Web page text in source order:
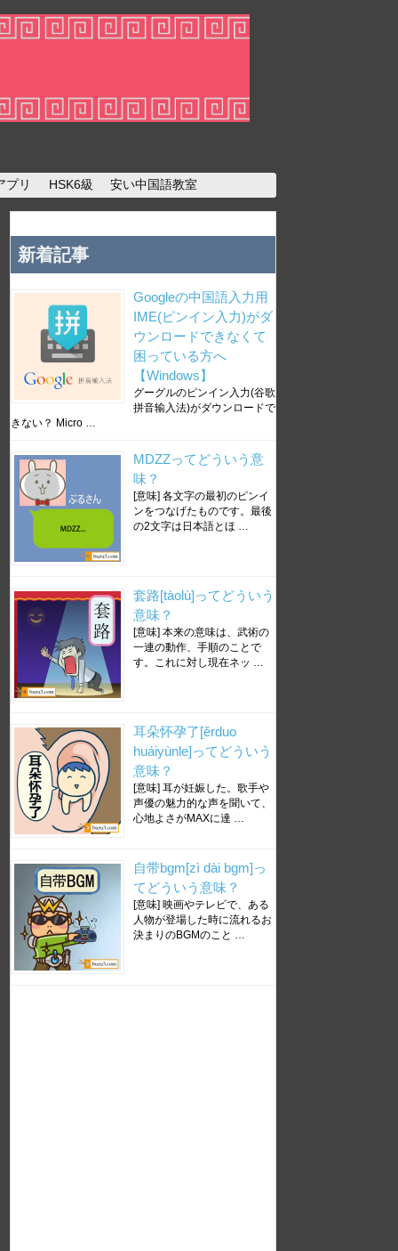
プリ HSK6級 安い中国語教室
新着記事
Googleの中国語入力用
IME(ピンイン入力)がダ
ウンロードできなくて
困っている方へ
【Windows】
グーグルのピンイン入力(谷歌
拼音输入法)がダウンロードで
きない？ Micro …
MDZZってどういう意
味？
[意味] 各文字の最初のピンイ
ンをつなげたものです。最後
の2文字は日本語とほ …
套路[tàolù]ってどういう
意味？
[意味] 本来の意味は、武術の
一連の動作、手順のことで
す。これに対し現在ネッ …
耳朵怀孕了[ěrduo
huáiyùnle]ってどういう
意味？
[意味] 耳が妊娠した。歌手や
声優の魅力的な声を聞いて、
心地よさがMAXに達 …
自带bgm[zì dài bgm]っ
てどういう意味？
[意味] 映画やテレビで、ある
人物が登場した時に流れるお
決まりのBGMのこと …